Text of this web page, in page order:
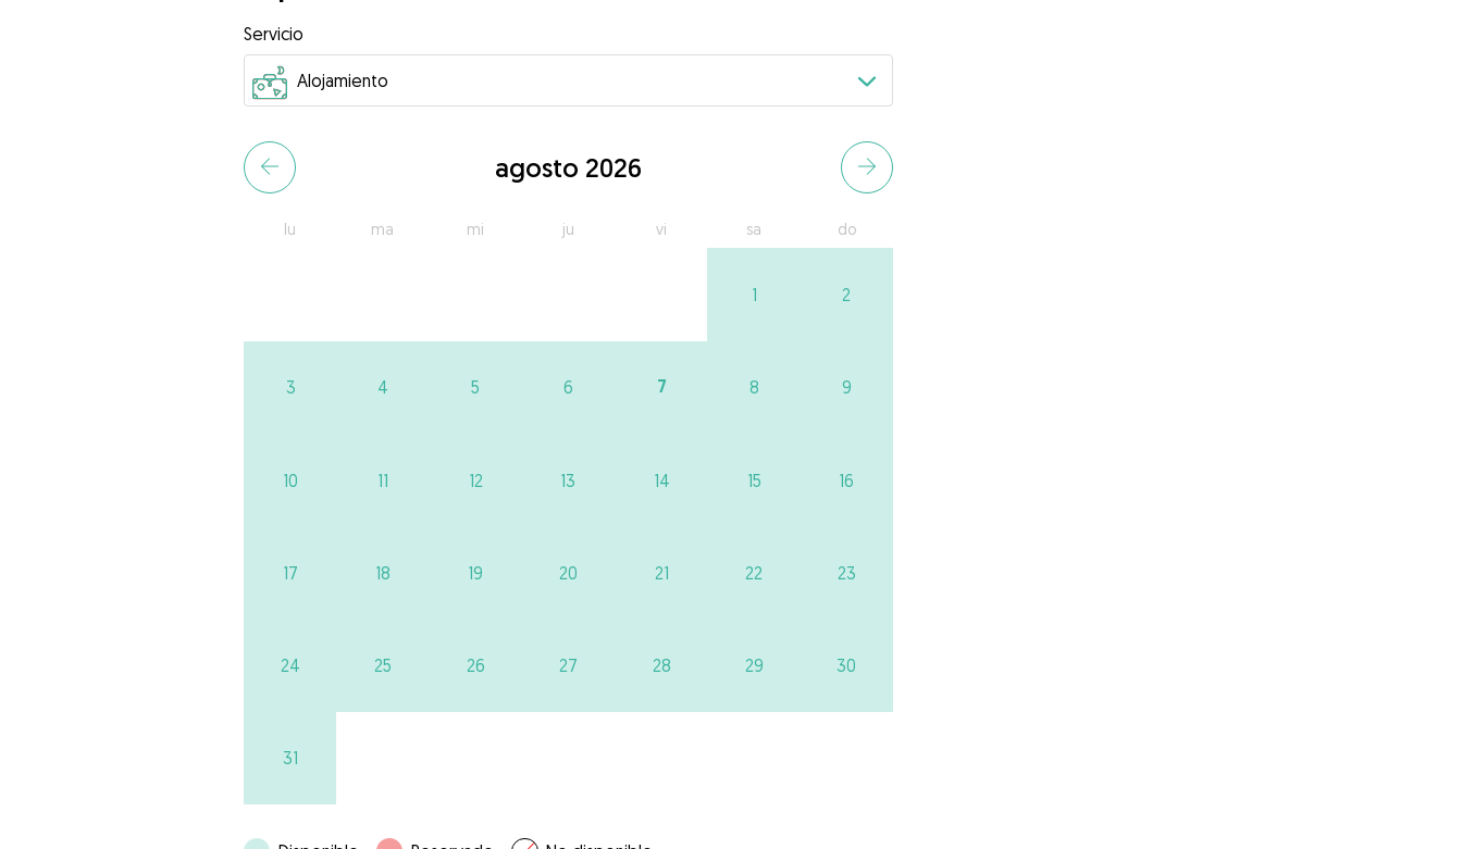
Servicio
agosto 2026
lu ma mi ju vi sa do
1 2
3 4 5 6 7 8 9
10 11 12 13 14 15 16
17 18 19 20 21 22 23
24 25 26 27 28 29 30
31